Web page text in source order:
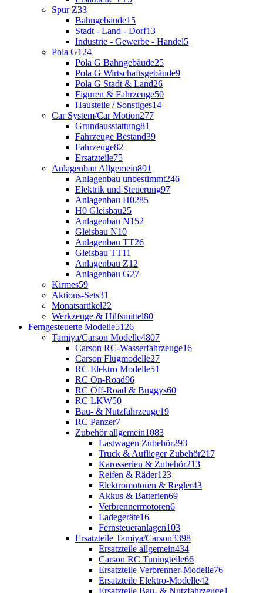
Spur Z33
Bahngebäude15
Stadt - Land - Dorf13
Industrie - Gewerbe - Handel5
Pola G124
Pola G Bahngebäude25
Pola G Wirtschaftsgebäude9
Pola G Stadt & Land26
Figuren & Fahrzeuge50
Hausteile / Sonstiges14
Car System/Car Motion277
Grundausstattung81
Fahrzeuge Bestand39
Fahrzeuge82
Ersatzteile75
Anlagenbau Allgemein891
Anlagenbau unbestimmt246
Elektrik und Steuerung97
Anlagenbau H0285
H0 Gleisbau25
Anlagenbau N152
Gleisbau N10
Anlagenbau TT26
Gleisbau TT11
Anlagenbau Z12
Anlagenbau G27
Kirmes59
Aktions-Sets31
Monatsartikel22
Werkzeuge & Hilfsmittel80
Ferngesteuerte Modelle5126
Tamiya/Carson Modelle4807
Carson RC-Wasserfahrzeuge16
Carson Flugmodelle27
RC Elektro Modelle51
RC On-Road96
RC Off-Road & Buggys60
RC LKW50
Bau- & Nutzfahrzeuge19
RC Panzer7
Zubehör allgemein1083
Lastwagen Zubehör293
Truck & Auflieger Zubehör217
Karosserien & Zubehör213
Reifen & Räder123
Elektromotoren & Regler43
Akkus & Batterien69
Verbrennermotoren6
Ladegeräte16
Fernsteueranlagen103
Ersatzteile Tamiya/Carson3398
Ersatzteile allgemein434
Carson RC Tuningteile66
Ersatzteile Verbrenner-Modelle76
Ersatzteile Elektro-Modelle42
Ersatzteile Bau- & Nutzfahrzeuge1